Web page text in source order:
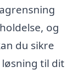
og
du sikre
til dit